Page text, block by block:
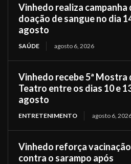
Vinhedo realiza campanha
doação de sangue no dia
agosto
SAÚDE agosto 6, 2026
Vinhedo recebe 5ª Mostra
Teatro entre os dias 10 e
agosto
ENTRETENIMENTO agosto 6,
Vinhedo reforça vacinação
contra o sarampo após